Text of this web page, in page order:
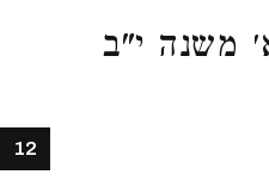
משנה י"ב
12